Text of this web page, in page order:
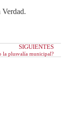
Verdad.
SIGUIENTES
la plusvalía municipal?